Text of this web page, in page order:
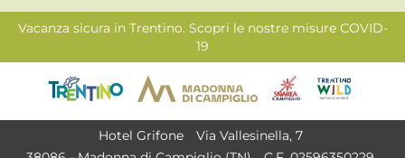
Vacanza sicura in Trentino. Scopri le nostre misure COVID-
19
Hotel Grifone
Via Vallesinella, 7